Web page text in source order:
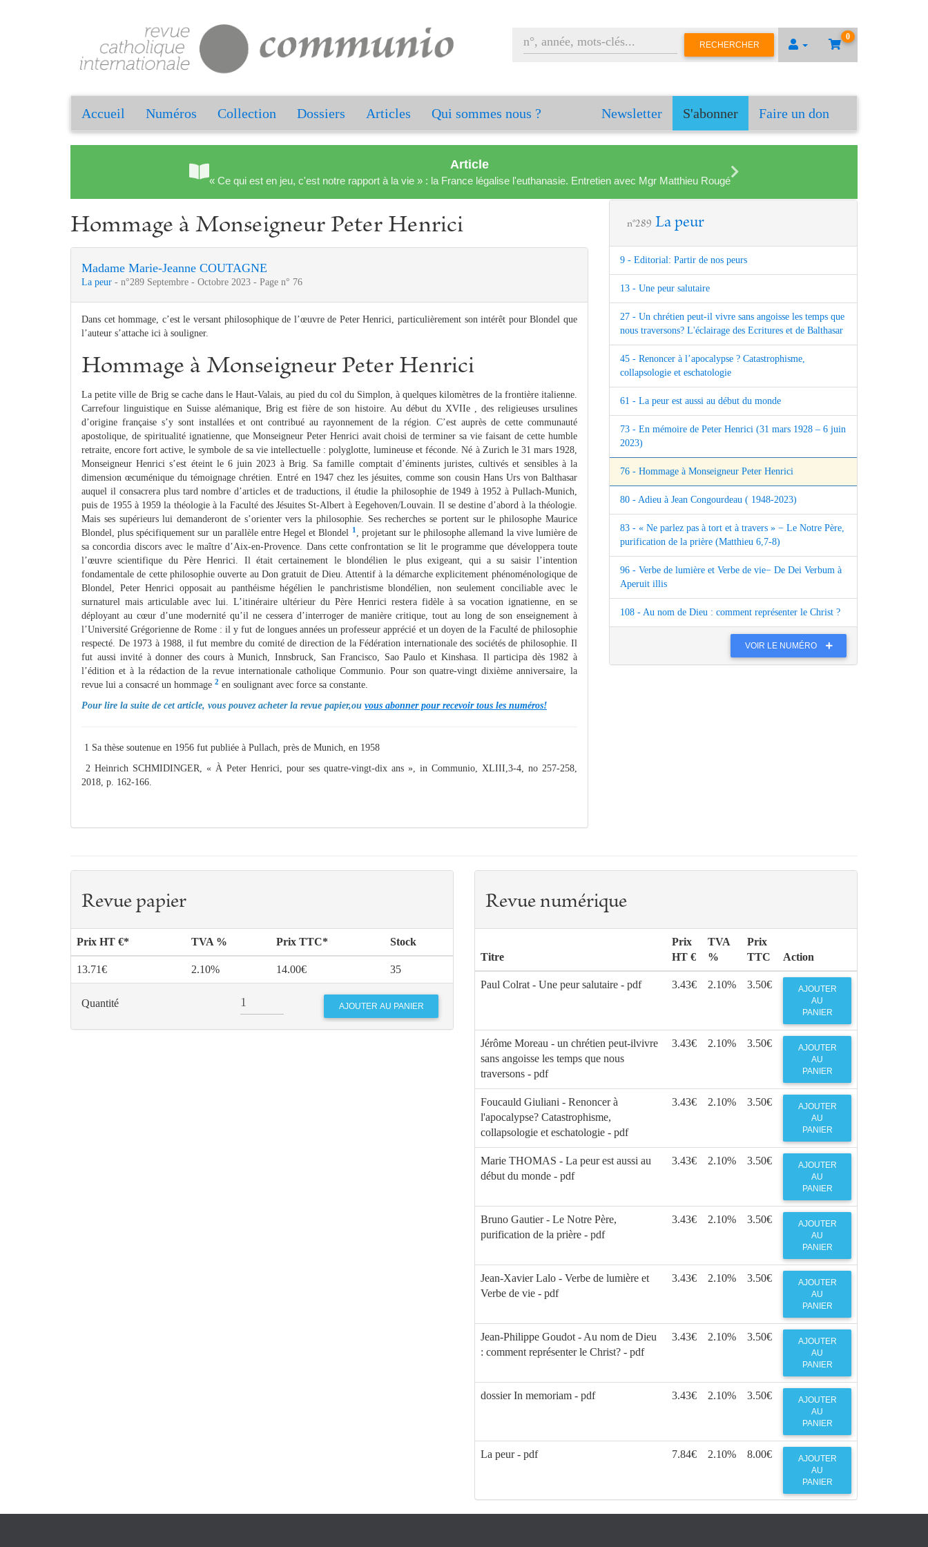
0
RECHERCHER
Accueil Numéros Collection Dossiers Articles Qui sommes nous ? Newsletter S'abonner Faire un don
Article
« Ce qui est en jeu, c'est notre rapport à la vie » : la France légalise l'euthanasie. Entretien avec Mgr Matthieu Rougé
Hommage à Monseigneur Peter Henrici
Madame Marie-Jeanne COUTAGNE
La peur - n°289 Septembre - Octobre 2023 - Page n° 76
Dans cet hommage, c’est le versant philosophique de l’œuvre de Peter Henrici, particulièrement son intérêt pour Blondel que
l’auteur s’attache ici à souligner.
Hommage à Monseigneur Peter Henrici
La petite ville de Brig se cache dans le Haut-Valais, au pied du col du Simplon, à quelques kilomètres de la frontière italienne.
Carrefour linguistique en Suisse alémanique, Brig est fière de son histoire. Au début du XVIIe , des religieuses ursulines
d’origine française s’y sont installées et ont contribué au rayonnement de la région. C’est auprès de cette communauté
apostolique, de spiritualité ignatienne, que Monseigneur Peter Henrici avait choisi de terminer sa vie faisant de cette humble
retraite, encore fort active, le symbole de sa vie intellectuelle : polyglotte, lumineuse et féconde. Né à Zurich le 31 mars 1928,
Monseigneur Henrici s’est éteint le 6 juin 2023 à Brig. Sa famille comptait d’éminents juristes, cultivés et sensibles à la
dimension œcuménique du témoignage chrétien. Entré en 1947 chez les jésuites, comme son cousin Hans Urs von Balthasar
auquel il consacrera plus tard nombre d’articles et de traductions, il étudie la philosophie de 1949 à 1952 à Pullach-Munich,
puis de 1955 à 1959 la théologie à la Faculté des Jésuites St-Albert à Eegehoven/Louvain. Il se destine d’abord à la théologie.
Mais ses supérieurs lui demanderont de s’orienter vers la philosophie. Ses recherches se portent sur le philosophe Maurice
Blondel, plus spécifiquement sur un parallèle entre Hegel et Blondel 1 , projetant sur le philosophe allemand la vive lumière de
sa concordia discors avec le maître d’Aix-en-Provence. Dans cette confrontation se lit le programme que développera toute
l’œuvre scientifique du Père Henrici. Il était certainement le blondélien le plus exigeant, qui a su saisir l’intention
fondamentale de cette philosophie ouverte au Don gratuit de Dieu. Attentif à la démarche explicitement phénoménologique de
Blondel, Peter Henrici opposait au panthéisme hégélien le panchristisme blondélien, non seulement conciliable avec le
surnaturel mais articulable avec lui. L’itinéraire ultérieur du Père Henrici restera fidèle à sa vocation ignatienne, en se
déployant au cœur d’une modernité qu’il ne cessera d’interroger de manière critique, tout au long de son enseignement à
l’Université Grégorienne de Rome : il y fut de longues années un professeur apprécié et un doyen de la Faculté de philosophie
respecté. De 1973 à 1988, il fut membre du comité de direction de la Fédération internationale des sociétés de philosophie. Il
fut aussi invité à donner des cours à Munich, Innsbruck, San Francisco, Sao Paulo et Kinshasa. Il participa dès 1982 à
l’édition et à la rédaction de la revue internationale catholique Communio. Pour son quatre-vingt dixième anniversaire, la
revue lui a consacré un hommage 2 en soulignant avec force sa constante.
Pour lire la suite de cet article, vous pouvez acheter la revue papier,ou vous abonner pour recevoir tous les numéros!
1 Sa thèse soutenue en 1956 fut publiée à Pullach, près de Munich, en 1958
2 Heinrich SCHMIDINGER, « À Peter Henrici, pour ses quatre-vingt-dix ans », in Communio, XLIII,3-4, no 257-258,
2018, p. 162-166.
n°289 La peur
9 - Editorial: Partir de nos peurs
13 - Une peur salutaire
27 - Un chrétien peut-il vivre sans angoisse les temps que
nous traversons? L'éclairage des Ecritures et de Balthasar
45 - Renoncer à l’apocalypse ? Catastrophisme,
collapsologie et eschatologie
61 - La peur est aussi au début du monde
73 - En mémoire de Peter Henrici (31 mars 1928 – 6 juin
2023)
76 - Hommage à Monseigneur Peter Henrici
80 - Adieu à Jean Congourdeau ( 1948-2023)
83 - « Ne parlez pas à tort et à travers » − Le Notre Père,
purification de la prière (Matthieu 6,7-8)
96 - Verbe de lumière et Verbe de vie− De Dei Verbum à
Aperuit illis
108 - Au nom de Dieu : comment représenter le Christ ?
VOIR LE NUMÉRO
Revue papier
Prix HT €* TVA % Prix TTC* Stock
13.71€ 2.10% 14.00€ 35
Quantité
Revue numérique
Titre
Prix
HT €
TVA
%
Prix
TTC
Action
Paul Colrat - Une peur salutaire - pdf 3.43€ 2.10% 3.50€
AJOUTER
AU
PANIER
Jérôme Moreau - un chrétien peut-ilvivre
sans angoisse les temps que nous
traversons - pdf
3.43€ 2.10% 3.50€
AJOUTER
AU
PANIER
Foucauld Giuliani - Renoncer à
l'apocalypse? Catastrophisme,
collapsologie et eschatologie - pdf
3.43€ 2.10% 3.50€
AJOUTER
AU
PANIER
Marie THOMAS - La peur est aussi au
début du monde - pdf
3.43€ 2.10% 3.50€
AJOUTER
AU
PANIER
Bruno Gautier - Le Notre Père,
purification de la prière - pdf
3.43€ 2.10% 3.50€
AJOUTER
AU
PANIER
Jean-Xavier Lalo - Verbe de lumière et
Verbe de vie - pdf
3.43€ 2.10% 3.50€
AJOUTER
AU
PANIER
Jean-Philippe Goudot - Au nom de Dieu
: comment représenter le Christ? - pdf
3.43€ 2.10% 3.50€
AJOUTER
AU
PANIER
dossier In memoriam - pdf 3.43€ 2.10% 3.50€
AJOUTER
AU
PANIER
La peur - pdf 7.84€ 2.10% 8.00€
AJOUTER
AU
PANIER